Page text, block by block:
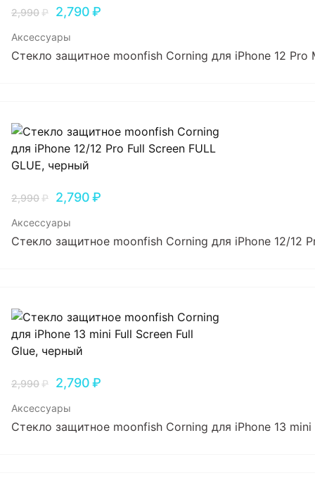
2,990₽ 2,790₽
Аксессуары
Стекло защитное moonfish Corning для iPhone 12 Pro
2,990₽ 2,790₽
Аксессуары
Стекло защитное moonfish Corning для iPhone 12/12
2,990₽ 2,790₽
Аксессуары
Стекло защитное moonfish Corning для iPhone 13 mini